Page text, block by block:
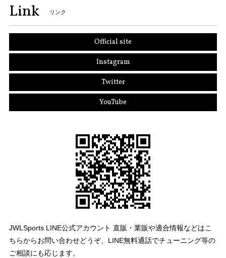
Link リンク
Official site
Instagram
Twitter
YouTube
JWLSports LINE公式アカウント 直販・業販や適合情報などはこ
ちらからお問い合わせどうぞ、LINE無料通話でチューニング等の
ご相談にも応じます。